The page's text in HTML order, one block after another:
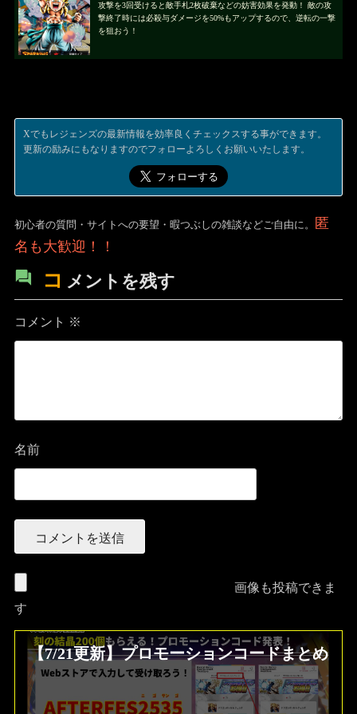
攻撃を3回受けると敵手札2枚破棄などの妨害効果を発動！ 敵の攻
撃終了時には必殺与ダメージを50%もアップするので、逆転の一撃
を狙おう！
Xでもレジェンズの最新情報を効率良くチェックスする事ができます。
更新の励みにもなりますのでフォローよろしくお願いいたします。
初心者の質問・サイトへの要望・暇つぶしの雑談などご自由に。
匿
名も大歓迎！！
コ メントを残す
コメント ※
名前
画像も投稿できま
す
【7/21更新】プロモーションコードまとめ